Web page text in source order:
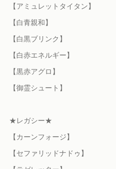
【アミュレットタイタン】
【白青親和】
【白黒ブリンク】
【白赤エネルギー】
【黒赤アグロ】
【御霊シュート】
★レガシー★
【カーンフォージ】
【セファリッドナドゥ】